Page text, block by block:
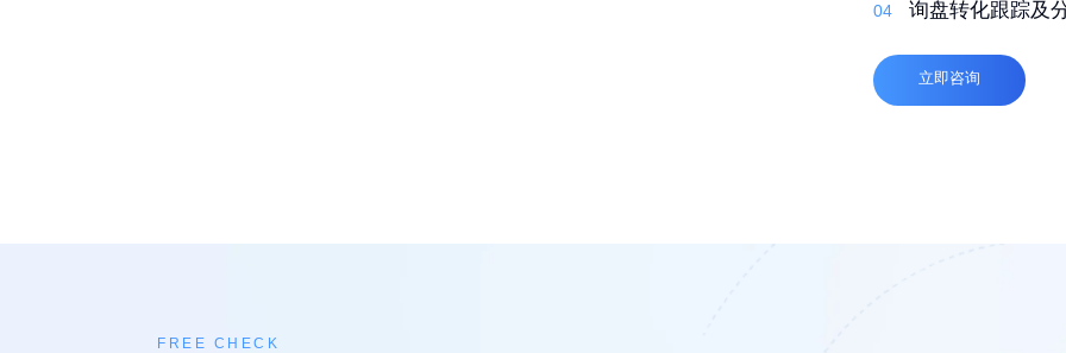
04 自适应，多语言
立即咨询
04 询盘转化跟踪及
立即咨询
立即咨询
FREE CHECK